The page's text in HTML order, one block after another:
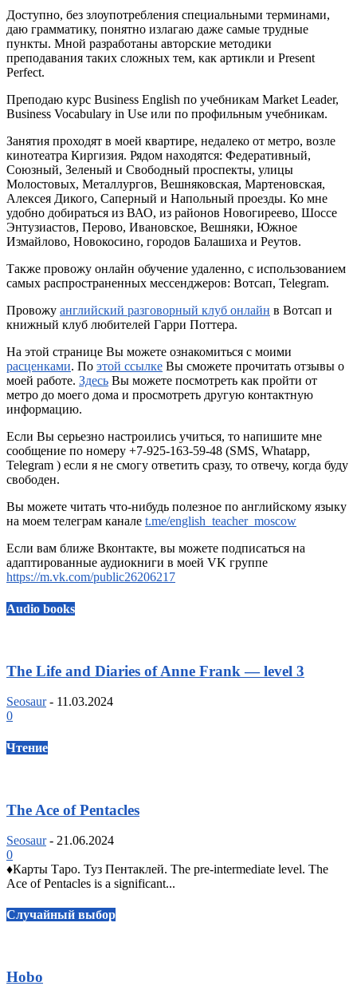
Доступно, без злоупотребления специальными терминами,
даю грамматику, понятно излагаю даже самые трудные
пункты. Мной разработаны авторские методики
преподавания таких сложных тем, как артикли и Present
Perfect.
Преподаю курс Business English по учебникам Market Leader,
Business Vocabulary in Use или по профильным учебникам.
Занятия проходят в моей квартире, недалеко от метро, возле
кинотеатра Киргизия. Рядом находятся: Федеративный,
Союзный, Зеленый и Свободный проспекты, улицы
Молостовых, Металлургов, Вешняковская, Мартеновская,
Алексея Дикого, Саперный и Напольный проезды. Ко мне
удобно добираться из ВАО, из районов Новогиреево, Шоссе
Энтузиастов, Перово, Ивановское, Вешняки, Южное
Измайлово, Новокосино, городов Балашиха и Реутов.
Также провожу онлайн обучение удаленно, с использованием
самых распространенных мессенджеров: Вотсап, Telegram.
Провожу английский разговорный клуб онлайн в Вотсап и
книжный клуб любителей Гарри Поттера.
На этой странице Вы можете ознакомиться с моими
расценками. По этой ссылке Вы сможете прочитать отзывы о
моей работе. Здесь Вы можете посмотреть как пройти от
метро до моего дома и просмотреть другую контактную
информацию.
Если Вы серьезно настроились учиться, то напишите мне
сообщение по номеру +7-925-163-59-48 (SMS, Whatapp,
Telegram ) если я не смогу ответить сразу, то отвечу, когда буду
свободен.
Вы можете читать что-нибудь полезное по английскому языку
на моем телеграм канале t.me/english_teacher_moscow
Если вам ближе Вконтакте, вы можете подписаться на
адаптированные аудиокниги в моей VK группе
https://m.vk.com/public26206217
Audio books
The Life and Diaries of Anne Frank — level 3
Seosaur - 11.03.2024
0
Чтение
The Ace of Pentacles
Seosaur - 21.06.2024
0
♦️Карты Таро. Туз Пентаклей. The pre-intermediate level. The
Ace of Pentacles is a significant...
Случайный выбор
Hobo